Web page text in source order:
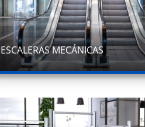
ESCALERAS MECÁNICAS